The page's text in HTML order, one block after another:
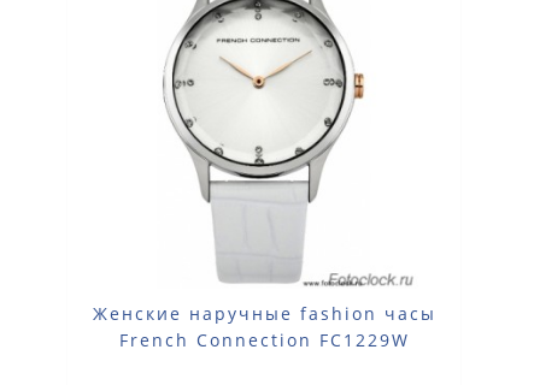
Женские наручные fashion часы
French Connection FC1229W